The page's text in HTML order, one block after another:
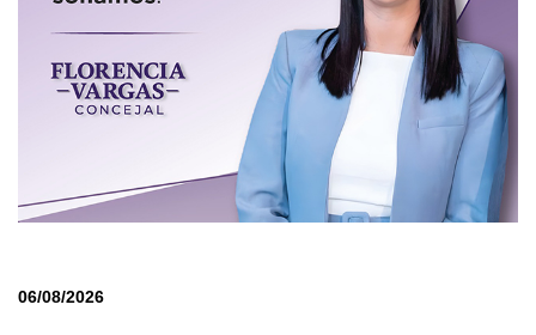
06/08/2026